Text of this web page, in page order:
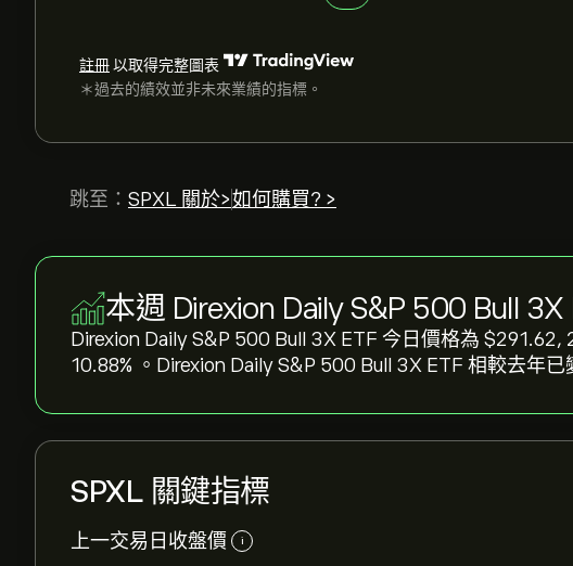
註冊以取得完整圖表
＊過去的績效並非未來業績的指標。
跳至： SPXL 關於>如何購買? >
本週 Direxion Daily S&P 500 Bull
Direxion Daily S&P 500 Bull 3X ETF 今日價格為
10.88‎% 。Direxion Daily S&P 500 Bull 3X ETF 相較去年已
SPXL 關鍵指標
上一交易日收盤價 i